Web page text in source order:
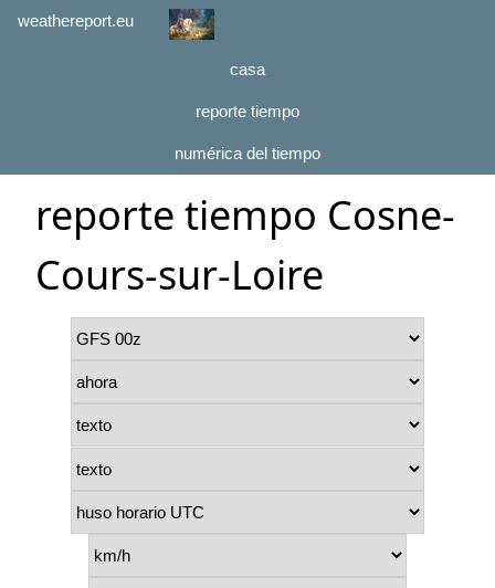
weathereport.eu
casa
reporte tiempo
numérica del tiempo
reporte tiempo Cosne-
Cours-sur-Loire